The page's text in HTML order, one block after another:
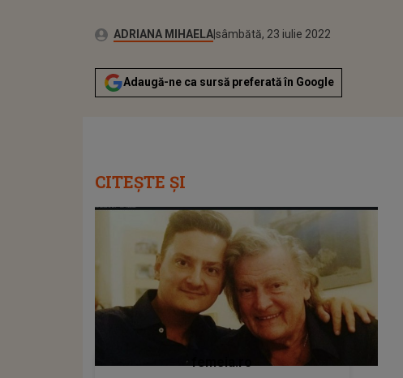
Autor:ADRIANA MIHAELAPublicat:
joi, 29 aprilie 2021
Actualizat:
sâmbătă, 23 iulie 2022
Adaugă-ne ca sursă preferată în Google
CITEȘTE ȘI
femeia.ro